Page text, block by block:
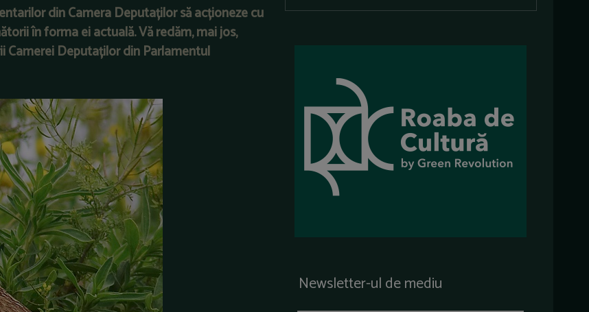
din Camera Deputaților să acționeze cu
în forma ei actuală. Vă redăm, mai jos,
Camerei Deputaților din Parlamentul
Newsletter-ul de mediu